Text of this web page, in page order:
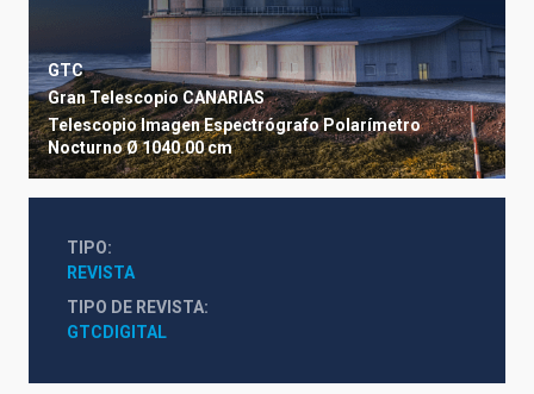
GTC
Gran Telescopio CANARIAS
TelescopioImagenEspectrógrafoPolarímetro
NocturnoØ 1040.00 cm
TIPO
REVISTA
TIPO DE REVISTA
GTCDIGITAL